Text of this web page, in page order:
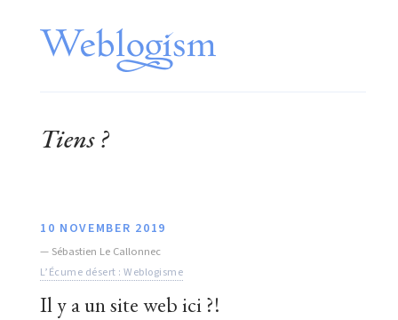
Tiens ?
10 NOVEMBER 2019
— Sébastien Le Callonnec
L’Écume désert : Weblogisme
Il y a un site web ici ?!